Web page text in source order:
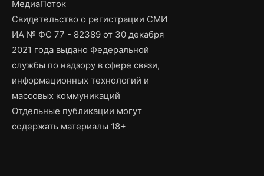
МедиаПоток
Свидетельство о регистрации СМИ
ИА № ФС 77 - 82389 от 30 декабря
2021 года выдано Федеральной
службы по надзору в сфере связи,
информационных технологий и
массовых коммуникаций
Отдельные публикации могут
содержать материалы 18+